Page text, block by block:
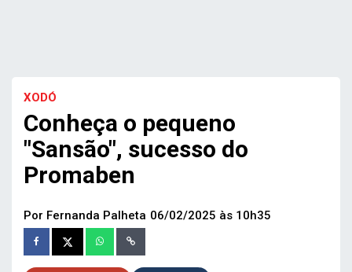
XODÓ
Conheça o pequeno
"Sansão", sucesso do
Promaben
Por Fernanda Palheta 06/02/2025 às 10h35